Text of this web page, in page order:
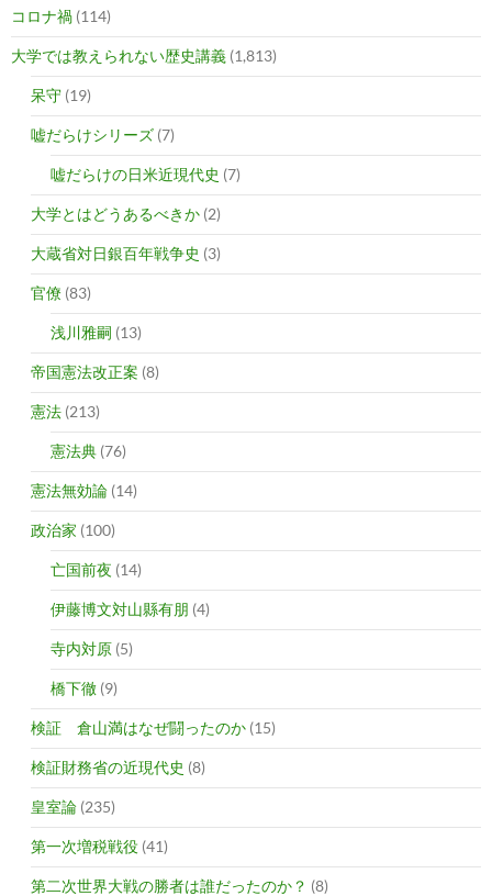
コロナ禍 (114)
大学では教えられない歴史講義 (1,813)
呆守 (19)
嘘だらけシリーズ (7)
嘘だらけの日米近現代史 (7)
大学とはどうあるべきか (2)
大蔵省対日銀百年戦争史 (3)
官僚 (83)
浅川雅嗣 (13)
帝国憲法改正案 (8)
憲法 (213)
憲法典 (76)
憲法無効論 (14)
政治家 (100)
亡国前夜 (14)
伊藤博文対山縣有朋 (4)
寺内対原 (5)
橋下徹 (9)
検証 倉山満はなぜ闘ったのか (15)
検証財務省の近現代史 (8)
皇室論 (235)
第一次増税戦役 (41)
第二次世界大戦の勝者は誰だったのか？ (8)